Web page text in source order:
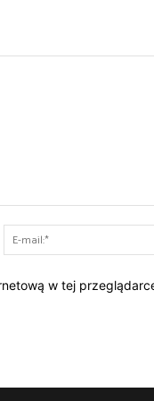
w tej